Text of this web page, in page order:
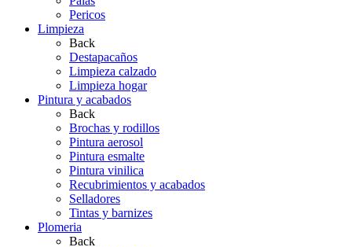
Pericos
Limpieza
Back
Destapacaños
Limpieza calzado
Limpieza hogar
Pintura y acabados
Back
Brochas y rodillos
Pintura aerosol
Pintura esmalte
Pintura vinilica
Recubrimientos y acabados
Selladores
Tintas y barnizes
Plomeria
Back